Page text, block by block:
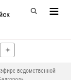
ведомственной